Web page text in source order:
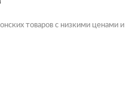
товаров с низкими ценами и